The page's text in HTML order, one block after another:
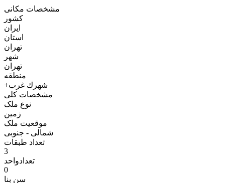
مشخصات مکانی
کشور
ایران
استان
تهران
شهر
تهران
منطقه
+شهرك غرب
مشخصات کلی
نوع ملک
زمين
موقعیت ملک
شمالی - جنوبی
تعداد طبقات
3
تعدادواحد
0
سن بنا